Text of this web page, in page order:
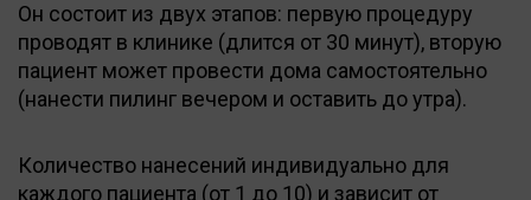
Он состоит из двух этапов: первую процедуру
проводят в клинике (длится от 30 минут), вторую
пациент может провести дома самостоятельно
(нанести пилинг вечером и оставить до утра).
Количество нанесений индивидуально для
каждого пациента (от 1 до 10) и зависит от